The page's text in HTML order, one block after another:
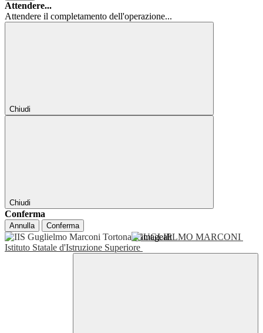
Attendere...
Attendere il completamento dell'operazione...
Chiudi
Chiudi
Conferma
Annulla Conferma
GUGLIELMO MARCONI
Istituto Statale d'Istruzione Superiore